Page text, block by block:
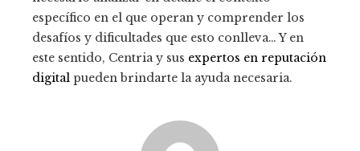
específico en el que operan y comprender los
desafíos y dificultades que esto conlleva… Y en
este sentido, Centria y sus expertos en reputación
digital pueden brindarte la ayuda necesaria.